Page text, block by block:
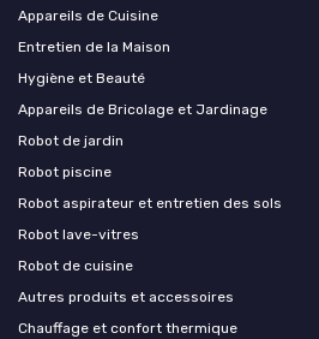
Appareils de Cuisine
Entretien de la Maison
Hygiène et Beauté
Appareils de Bricolage et Jardinage
Robot de jardin
Robot piscine
Robot aspirateur et entretien des sols
Robot lave-vitres
Robot de cuisine
Autres produits et accessoires
Chauffage et confort thermique